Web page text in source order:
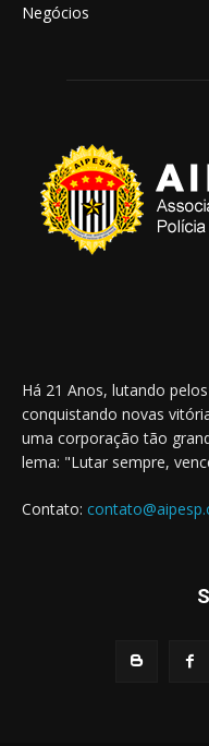
Negócios
Há 21 Anos, lutando
conquistando novas
uma corporação tão
lema: "Lutar sempre,
Contato: